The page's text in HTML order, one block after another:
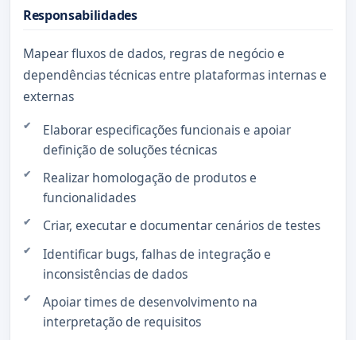
Responsabilidades
Mapear fluxos de dados, regras de negócio e
dependências técnicas entre plataformas internas e
externas
Elaborar especificações funcionais e apoiar
definição de soluções técnicas
Realizar homologação de produtos e
funcionalidades
Criar, executar e documentar cenários de testes
Identificar bugs, falhas de integração e
inconsistências de dados
Apoiar times de desenvolvimento na
interpretação de requisitos